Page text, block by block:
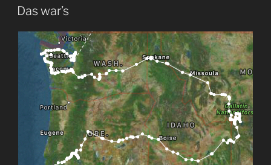
AM
Das war’s